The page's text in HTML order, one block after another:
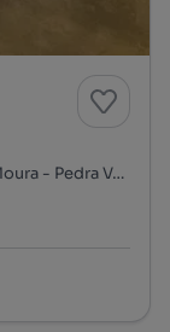
Cooperativa dos Arquitectos - Fonte da Moura - Pedra Verde, Aldoar, Foz do Douro e Nevogilde, Porto, Porto